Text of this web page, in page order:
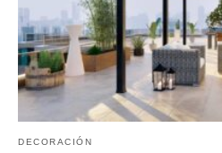
DECORACIÓN